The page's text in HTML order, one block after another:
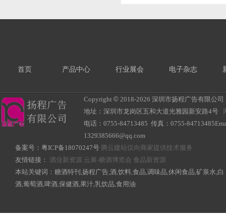
首页 产品中心 行业展会 电子杂志
Copyright © 2018-2026 深圳市扬程广告有限公
地址：深圳市龙岗区五和大道光雅园新安路4号
电话：0755-84713485 传真：0755-
1329385666@qq.com
备案号： 粤ICP备18070247号 腾云建站仅向商家提供技术服务
友情链接： 酒业新资源 云展-糖酒博览会 食品新资源
本站关键词：糖酒特刊,扬程广告,酒,饮料,食品,调味品,休闲食品,矿泉水,白
酒,葡萄酒,啤酒,保健酒,果汁,乳饮品,食用油